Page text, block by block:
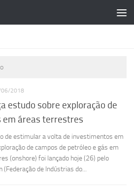
2018
estudo sobre exploração de
em áreas terrestres
de estimular a volta de investimentos em
de campos de petróleo e gás em
(onshore) foi lançado hoje (26) pelo
(Federação de Indústrias do...